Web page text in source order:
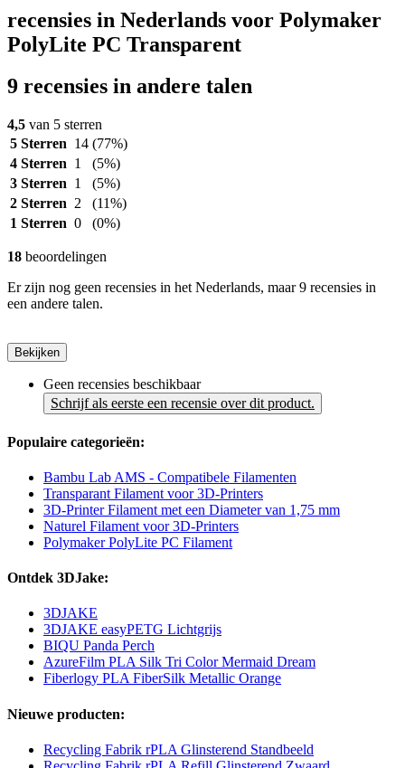
recensies in Nederlands voor Polymaker
PolyLite PC Transparent
9 recensies in andere talen
4,5 van 5 sterren
5 Sterren 14 (77%)
4 Sterren 1
(5%)
3 Sterren 1
(5%)
2 Sterren 2
(11%)
1 Sterren 0 (0%)
18 beoordelingen
Er zijn nog geen recensies in het Nederlands, maar 9 recensies in
een andere talen.
Bekijken
Geen recensies beschikbaar
Schrijf als eerste een recensie over dit product.
Populaire categorieën:
Bambu Lab AMS - Compatibele Filamenten
Transparant Filament voor 3D-Printers
3D-Printer Filament met een Diameter van 1,75 mm
Naturel Filament voor 3D-Printers
Polymaker PolyLite PC Filament
Ontdek 3DJake:
3DJAKE
3DJAKE easyPETG Lichtgrijs
BIQU Panda Perch
AzureFilm PLA Silk Tri Color Mermaid Dream
Fiberlogy PLA FiberSilk Metallic Orange
Nieuwe producten:
Recycling Fabrik rPLA Glinsterend Standbeeld